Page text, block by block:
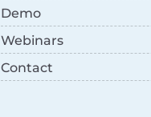
Demo
Webinars
Contact